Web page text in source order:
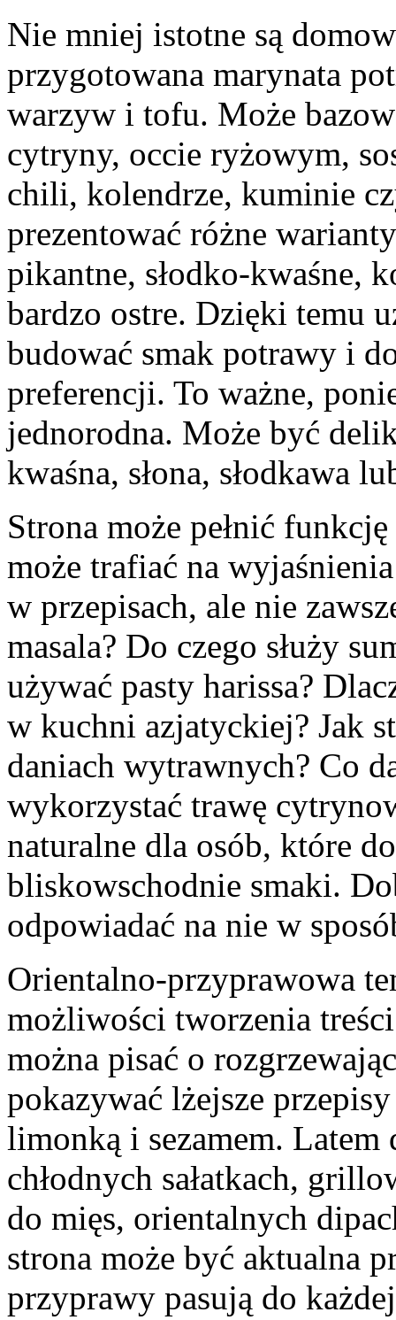
Nie mniej istotne są
przygotowana marynata
warzyw i tofu. Może
cytryny, occie ryżowym,
chili, kolendrze, kuminie
prezentować różne
pikantne, słodko-kwaśne,
bardzo ostre. Dzięki temu
budować smak potrawy i
preferencji. To ważne,
jednorodna. Może być
kwaśna, słona, słodkawa
Strona może pełnić
może trafiać na
w przepisach, ale nie
masala? Do czego służy
używać pasty harissa?
w kuchni azjatyckiej? Jak
daniach wytrawnych? Co
wykorzystać trawę
naturalne dla osób, które
bliskowschodnie smaki.
odpowiadać na nie w
Orientalno-przyprawowa
możliwości tworzenia
można pisać o
pokazywać lżejsze
limonką i sezamem. Latem
chłodnych sałatkach,
do mięs, orientalnych
strona może być aktualna
przyprawy pasują do